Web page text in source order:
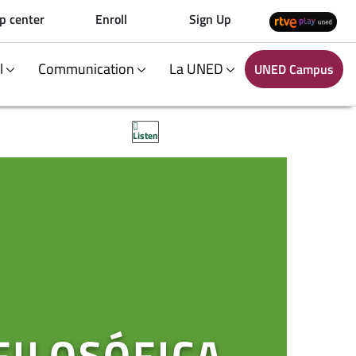
center Enroll Sign Up
Communication La UNED UNED Campus
Listen